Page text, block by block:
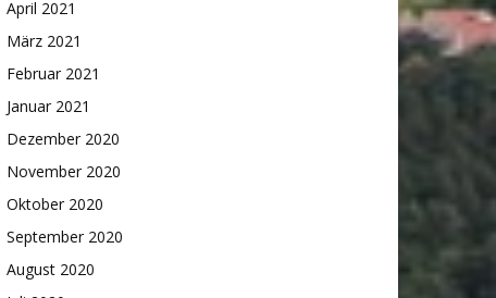
April 2021
März 2021
Februar 2021
Januar 2021
Dezember 2020
November 2020
Oktober 2020
September 2020
August 2020